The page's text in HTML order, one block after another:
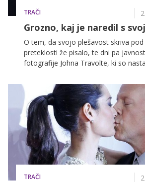
TRAČI
Grozno, kaj je naredil s
O tem, da svojo plešavost skriva
preteklosti že pisalo, te dni pa
fotografije Johna Travolte, ki so
dni prihaja na male ekrane.
TRAČI